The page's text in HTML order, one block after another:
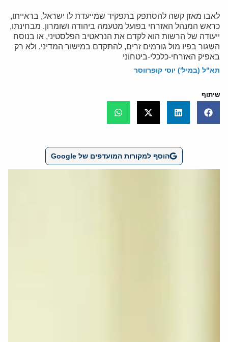
לאבו מאזן קשה להסתפק בתפקיד שמייעדת לו ישראל, בראייתו,
כראש המנהל האזרחי בפועל מטעמה ביהודה ושומרון. מבחינתו,
ייעודה של הרשות הוא לקדם את הנראטיב הפלסטיני, או בנוסח
השגור בפיו מול גורמים זרים, להתקדם במישור המדיני, ולא רק
באפיק האזרחי-כלכלי-ביטחוני
תא"ל (במיל') יוסי קופרווסר
שיתוף
הוסף למקורות המועדפים של Google